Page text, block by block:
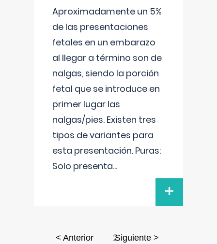
Aproximadamente un 5%
de las presentaciones
fetales en un embarazo
al llegar a término son de
nalgas, siendo la porción
fetal que se introduce en
primer lugar las
nalgas/pies. Existen tres
tipos de variantes para
esta presentación. Puras:
Solo presenta...
+
< Anterior 2Siguiente >